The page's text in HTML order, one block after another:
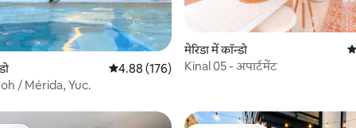
औसत रेटिंग 5 में से 4.88, 176 समीक्षाएँ
4.88 (176)
/ Mérida, Yuc.
मेरिडा में कॉन्डो
Kinal 05 - अपार्टमेंट